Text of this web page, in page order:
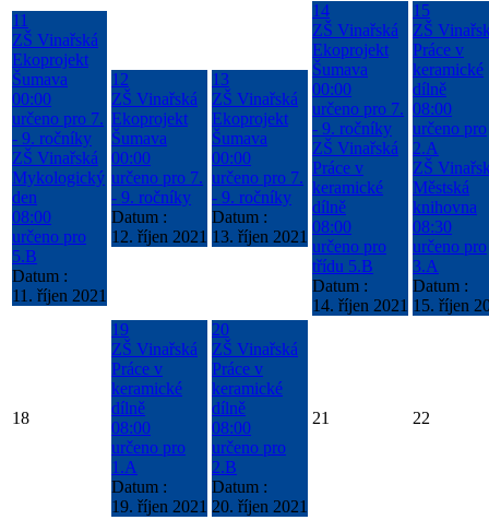
11
ZŠ Vinařská
Ekoprojekt
Šumava
00:00
určeno pro 7.
- 9. ročníky
ZŠ Vinařská
Mykologický
den
08:00
určeno pro
5.B
Datum :
11. říjen 2021
12
ZŠ Vinařská
Ekoprojekt
Šumava
00:00
určeno pro 7.
- 9. ročníky
Datum :
12. říjen 2021
13
ZŠ Vinařská
Ekoprojekt
Šumava
00:00
určeno pro 7.
- 9. ročníky
Datum :
13. říjen 2021
14
ZŠ Vinařská
Ekoprojekt
Šumava
00:00
určeno pro 7.
- 9. ročníky
ZŠ Vinařská
Práce v
keramické
dílně
08:00
určeno pro
třídu 5.B
Datum :
14. říjen 2021
15
ZŠ
Práce v
keramické
dílně
08:00
určeno pro
2.A
ZŠ
Městská
knihovna
08:30
určeno pro
3.A
Datum :
15. říjen
18
19
ZŠ Vinařská
Práce v
keramické
dílně
08:00
určeno pro
1.A
Datum :
19. říjen 2021
20
ZŠ Vinařská
Práce v
keramické
dílně
08:00
určeno pro
2.B
Datum :
20. říjen 2021
21 22